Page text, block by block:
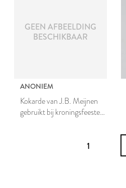
GEEN AFBEELDING
BESCHIKBAAR
ANONIEM
Kokarde van J.B. Meijnen
gebruikt bij kroningsfeesten
1